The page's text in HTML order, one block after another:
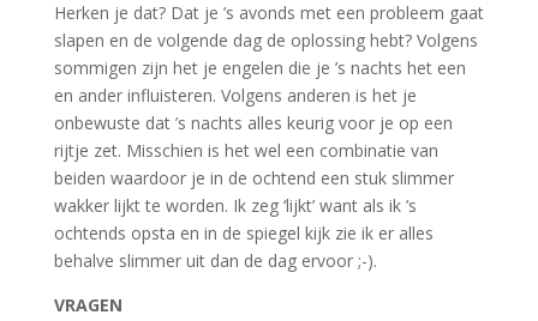
Herken je dat? Dat je ’s avonds met een probleem gaat
slapen en de volgende dag de oplossing hebt? Volgens
sommigen zijn het je engelen die je ’s nachts het een
en ander influisteren. Volgens anderen is het je
onbewuste dat ’s nachts alles keurig voor je op een
rijtje zet. Misschien is het wel een combinatie van
beiden waardoor je in de ochtend een stuk slimmer
wakker lijkt te worden. Ik zeg ‘lijkt’ want als ik ’s
ochtends opsta en in de spiegel kijk zie ik er alles
behalve slimmer uit dan de dag ervoor ;-).
VRAGEN